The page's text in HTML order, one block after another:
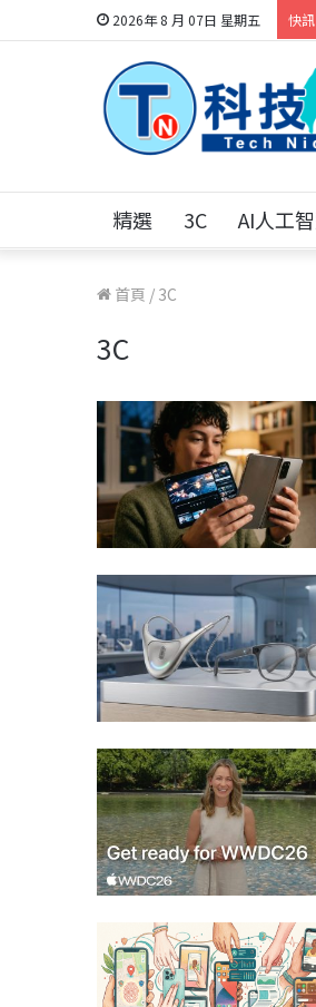
2026年 8 月 07日 星期五 快訊
精選 3C AI人工
首頁 / 3C
3C